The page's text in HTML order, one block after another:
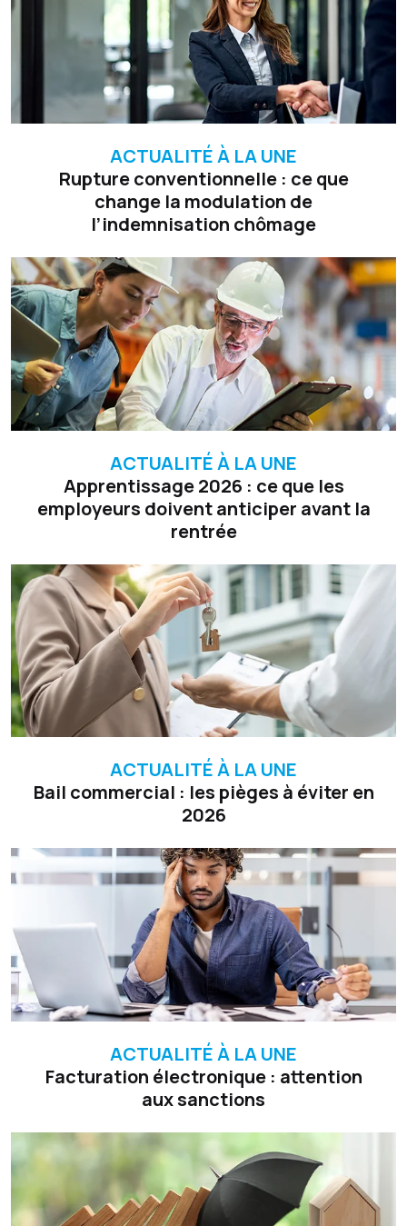
ACTUALITÉ À LA UNE
Rupture conventionnelle : ce que
change la modulation de
l’indemnisation chômage
ACTUALITÉ À LA UNE
Apprentissage 2026 : ce que les
employeurs doivent anticiper avant la
rentrée
ACTUALITÉ À LA UNE
Bail commercial : les pièges à éviter en
2026
ACTUALITÉ À LA UNE
Facturation électronique : attention
aux sanctions